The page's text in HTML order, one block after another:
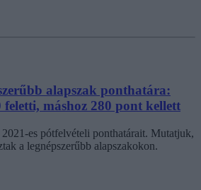
alapszak ponthatára:
feletti, máshoz 280 pont kellett
es pótfelvételi ponthatárait. Mutatjuk,
a legnépszerűbb alapszakokon.